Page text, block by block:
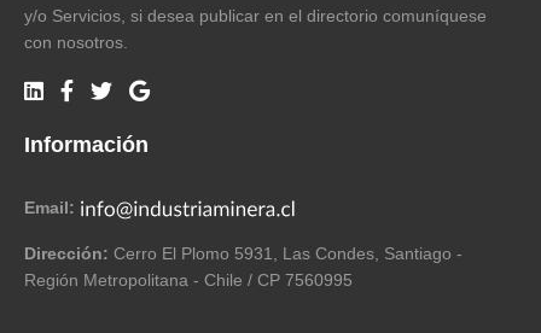
y/o Servicios, si desea publicar en el directorio comuníquese
con nosotros.
Información
Email:
Dirección: Cerro El Plomo 5931, Las Condes, Santiago -
Región Metropolitana - Chile / CP 7560995